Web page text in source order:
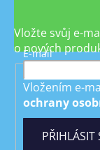
Vložte svůj e-
o nových
E-mail
Vložením e-
ochrany
PŘIHLÁSIT